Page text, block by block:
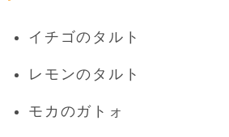
イチゴのタルト
レモンのタルト
モカのガトォ